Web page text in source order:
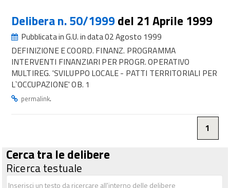
Delibera n. 50/1999del 21 Aprile 1999
Pubblicata in G.U. in data 02 Agosto 1999
DEFINIZIONE E COORD. FINANZ. PROGRAMMA
INTERVENTI FINANZIARI PER PROGR. OPERATIVO
MULTIREG. 'SVILUPPO LOCALE - PATTI TERRITORIALI PER
L`OCCUPAZIONE' OB. 1
permalink.
1
Cerca tra le delibere
Ricerca testuale